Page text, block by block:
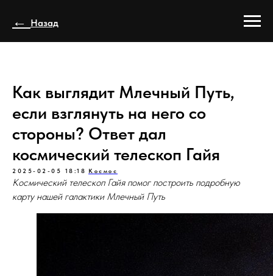
← Назад
Как выглядит Млечный Путь,
если взглянуть на него со
стороны? Ответ дал
космический телескоп Гайя
2025-02-05 18:18 Космос
Космический телескоп Гайя помог построить подробную
карту нашей галактики Млечный Путь